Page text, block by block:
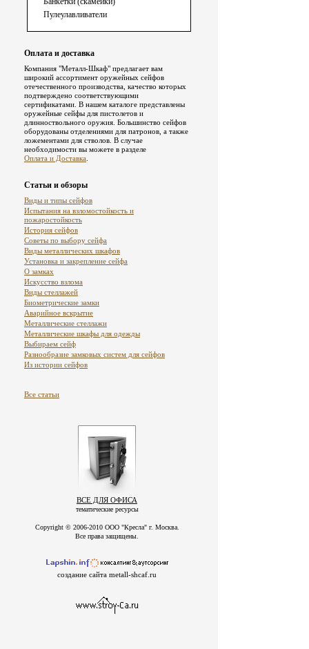
Пулеулавливатели
Оплата и доставка
Компания "Металл-Шкаф" предлагает вам
широкий ассортимент оружейных сейфов
отечественного производства, качество которых
подтверждено соответствующими
сертификатами. В нашем каталоге представлены
оружейные сейфы для пистолетов и
длинноствольного оружия. Большинство сейфов
оборудованы отделениями для патронов, а также
ложементами для стволов. В случае
необходимости вы можете в разделе
Оплата и Доставка
Статьи и обзоры
Виды и типы сейфов
Испытания на взломостойкость и
пожаростойкость
История сейфов
Советы по выбору сейфа
Виды металлических шкафов
Установка и закрепление сейфа
О замках
Искусство взлома
Виды стеллажей
Биометрические замки
Аварийное вскрытие
Металлические стеллажи
Металлические шкафы для одежды
Выбираем сейф
Разнообразие замковых систем для сейфов
Из истории сейфов
Все статьи
ВСЕ ДЛЯ ОФИСА
тематические ресурсы
Copyright © 2006-2010 ООО "Кресла" г. Москва.
Все права защищены.
создание сайта metall-shcaf.ru